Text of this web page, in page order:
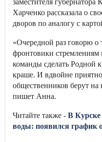
заместителя губернатора
Харченко рассказала о
дворов по аналогу с
«Очередной раз говорю о
фронтовики стремлениям
команды сделать Родной
краше. И вдвойне
общественников берут
пишет Анна.
Читайте также - В Курске
воды: появился график